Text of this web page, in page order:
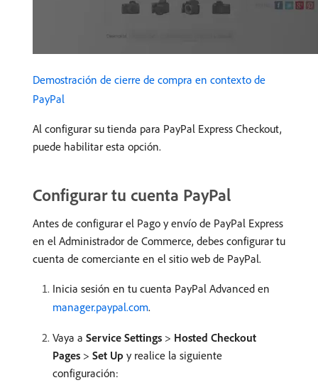
Demostración de cierre de compra en contexto de
PayPal
Al configurar su tienda para PayPal Express Checkout,
puede habilitar esta opción.
Configurar tu cuenta PayPal
Antes de configurar el Pago y envío de PayPal Express
en el Administrador de Commerce, debes configurar tu
cuenta de comerciante en el sitio web de PayPal.
Inicia sesión en tu cuenta PayPal Advanced en
manager.paypal.com.
Vaya a Service Settings > Hosted Checkout
Pages > Set Up y realice la siguiente
configuración: